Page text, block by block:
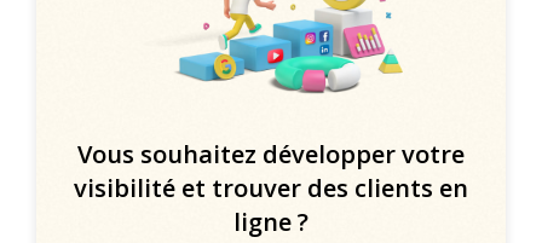
Vous souhaitez développer votre
visibilité et trouver des clients en
ligne ?